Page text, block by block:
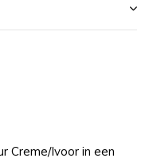
Creme/Ivoor in een